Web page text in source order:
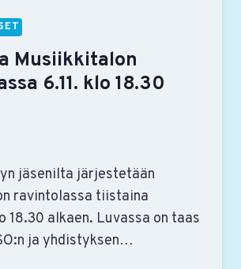
Musiikkitalon
6.11. klo 18.30
jäsenilta järjestetään
ravintolassa tiistaina
18.30 alkaen. Luvassa on taas
ja yhdistyksen…